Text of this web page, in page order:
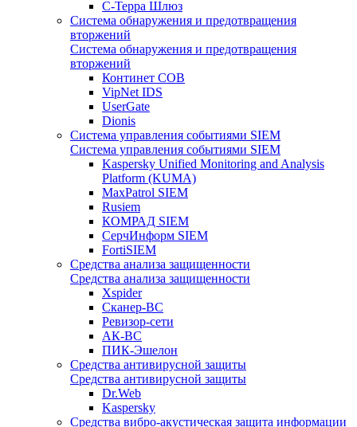
С-Терра Шлюз
Система обнаружения и предотвращения
вторжений
Система обнаружения и предотвращения
вторжений
Континет СОВ
VipNet IDS
UserGate
Dionis
Система управления событиями SIEM
Система управления событиями SIEM
Kaspersky Unified Monitoring and Analysis
Platform (KUMA)
MaxPatrol SIEM
Rusiem
КОМРАД SIEM
СерчИнформ SIEM
FortiSIEM
Средства анализа защищенности
Средства анализа защищенности
Xspider
Сканер-ВС
Ревизор-сети
АК-ВС
ПИК-Эшелон
Средства антивирусной защиты
Средства антивирусной защиты
Dr.Web
Kaspersky
Средства вибро-акустическая защита информации